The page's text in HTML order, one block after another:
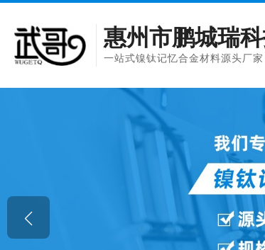
惠州市鹏城瑞
一站式镍钛记忆合金材料源头厂家